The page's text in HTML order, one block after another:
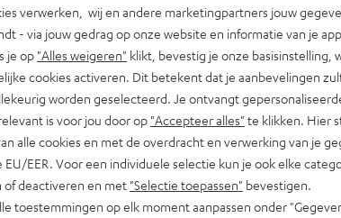
Nu
verwerken, wij en andere marketingpartners jouw
- via jouw gedrag op onze website en informatie van je
je op "Alles weigeren" klikt, bevestig je onze basisinstelling,
cookies activeren. Dit betekent dat je aanbevelingen
worden geselecteerd. Je ontvangt
is voor jou door op "Accepteer alles" te klikken. Hier
alle cookies en met de overdracht en verwerking van je
EU/EER. Voor een individuele selectie kun je ook elke
of deactiveren en met "Selectie toepassen" bevestigen.
toestemmingen op elk moment aanpassen onder